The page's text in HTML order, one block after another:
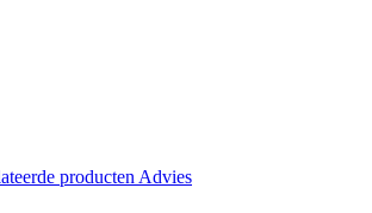
producten Advies